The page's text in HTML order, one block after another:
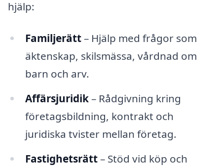
hjälp:
Familjerätt– Hjälp med frågor som
äktenskap, skilsmässa, vårdnad om
barn och arv.
Affärsjuridik– Rådgivning kring
företagsbildning, kontrakt och
juridiska tvister mellan företag.
Fastighetsrätt– Stöd vid köp och